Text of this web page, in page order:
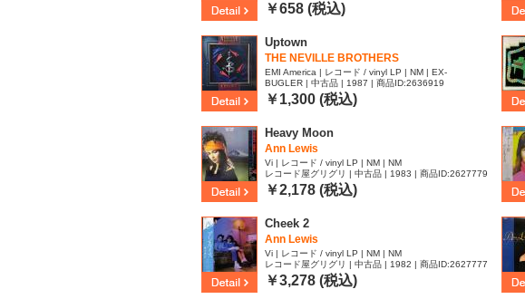
￥658 (税込)
Uptown
THE NEVILLE BROTHERS
EMI America | レコード / vinyl LP | NM | EX-
BUGLER | 中古品 | 1987 | 商品ID:2636919
￥1,300 (税込)
Heavy Moon
Ann Lewis
Vi | レコード / vinyl LP | NM | NM
レコード屋グリグリ | 中古品 | 1983 | 商品ID:2627779
￥2,178 (税込)
Cheek 2
Ann Lewis
Vi | レコード / vinyl LP | NM | NM
レコード屋グリグリ | 中古品 | 1982 | 商品ID:2627777
￥3,278 (税込)